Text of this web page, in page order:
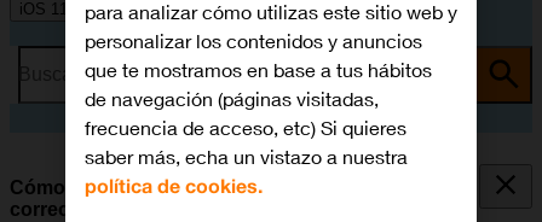
iOS 11.0
Busca por problema o tema
Cómo copiar contactos de RRSS y cuentas de
correo
para analizar cómo utilizas este sitio web y
personalizar los contenidos y anuncios
que te mostramos en base a tus hábitos
de navegación (páginas visitadas,
frecuencia de acceso, etc) Si quieres
saber más, echa un vistazo a nuestra
política de cookies.